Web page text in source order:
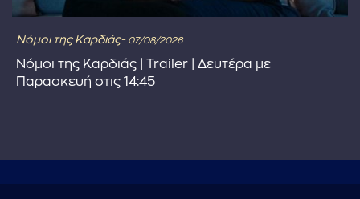
Νόμοι της Καρδιάς- 07/08/2026
Νόμοι της Καρδιάς | Trailer | Δευτέρα με
Παρασκευή στις 14:45